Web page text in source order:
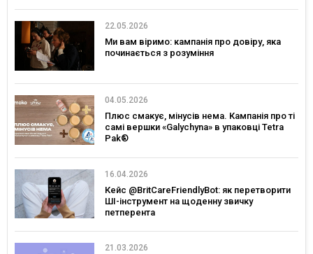
22.05.2026
Ми вам віримо: кампанія про довіру, яка
починається з розуміння
04.05.2026
Плюс смакує, мінусів нема. Кампанія про ті
самі вершки «Galychyna» в упаковці Tetra
Pak®
16.04.2026
Кейс @BritCareFriendlyBot: як перетворити
ШІ-інструмент на щоденну звичку
петперента
21.03.2026